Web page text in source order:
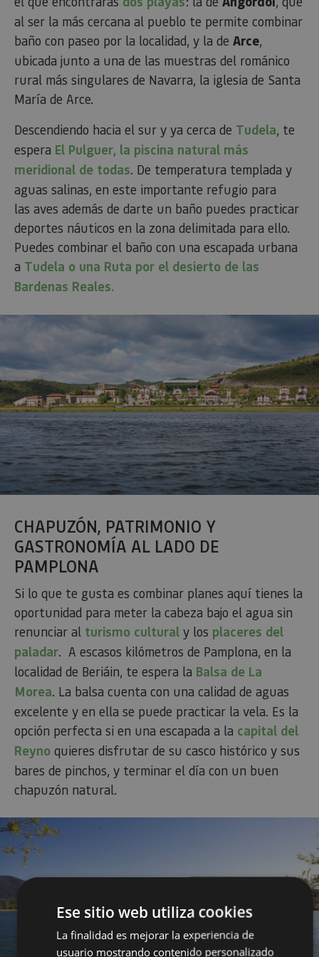
al ser la más cercana al pueblo te permite combinar
baño con paseo por la localidad, y la de Arce,
ubicada junto a una de las muestras del románico
rural más singulares de Navarra, la iglesia de Santa
María de Arce.
Descendiendo hacia el sur y ya cerca de Tudela, te
espera El Pulguer, la piscina natural más
meridional de todas. De temperatura templada y
aguas salinas, en este importante refugio para
las aves además de darte un baño puedes practicar
deportes náuticos en la zona delimitada para ello.
Puedes combinar el baño con una escapada urbana
a Tudela o una Ruta por el desierto de las
Bardenas Reales.
CHAPUZÓN, PATRIMONIO Y
GASTRONOMÍA AL LADO DE
PAMPLONA
Si lo que te gusta es combinar planes aquí tienes la
oportunidad para meter la cabeza bajo el agua sin
renunciar al turismo cultural y los placeres del
paladar. A escasos kilómetros de Pamplona, en la
localidad de Beriáin, te espera la Balsa de La
Morea. La balsa cuenta con una calidad de aguas
excelente y en ella se puede practicar la vela. Es la
opción perfecta si en una escapada a la capital del
Reyno quieres disfrutar de su casco histórico y sus
bares de pinchos, y terminar el día con un buen
chapuzón natural.
Ese sitio web utiliza cookies
La finalidad es mejorar la experiencia de
usuario mostrando contenido personalizado